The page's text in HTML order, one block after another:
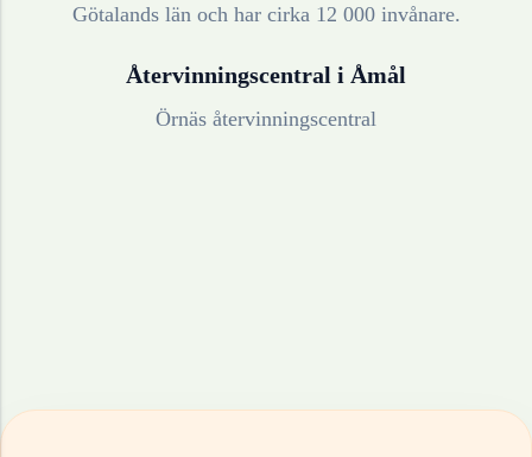
Götalands län och har cirka 12 000 invånare.
Återvinningscentral i Åmål
Örnäs återvinningscentral